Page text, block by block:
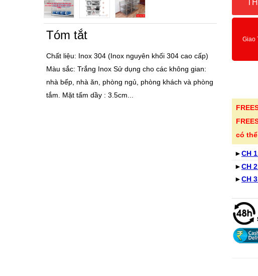
Tóm tắt
Chất liệu: Inox 304 (Inox nguyên khối 304 cao cấp)
Màu sắc: Trắng Inox Sử dụng cho các không gian:
nhà bếp, nhà ăn, phòng ngủ, phòng khách và phòng
tắm. Mặt tấm dầy : 3.5cm...
Giao
có
►CH
►CH
►CH
-